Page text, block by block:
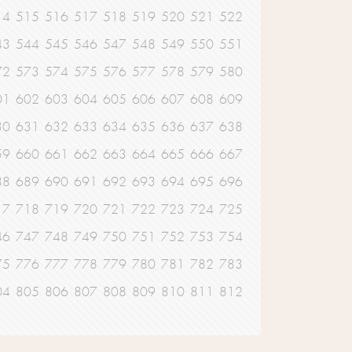
515 516 517 518 519 520 521 522
544 545 546 547 548 549 550 551
573 574 575 576 577 578 579 580
602 603 604 605 606 607 608 609
631 632 633 634 635 636 637 638
660 661 662 663 664 665 666 667
689 690 691 692 693 694 695 696
718 719 720 721 722 723 724 725
747 748 749 750 751 752 753 754
776 777 778 779 780 781 782 783
805 806 807 808 809 810 811 812